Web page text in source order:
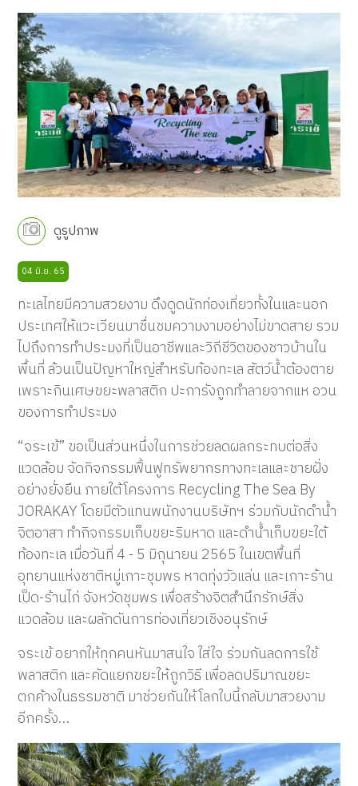
ดูรูปภาพ
04 มิ.ย. 65
ทะเลไทยมีความสวยงาม ดึงดูดนักท่องเที่ยวทั้งในและนอก
ประเทศให้แวะเวียนมาชื่นชมความงามอย่างไม่ขาดสาย รวม
ไปถึงการทำประมงที่เป็นอาชีพและวิถีชีวิตของชาวบ้านใน
พื้นที่ ล้วนเป็นปัญหาใหญ่สำหรับท้องทะเล สัตว์น้ำต้องตาย
เพราะกินเศษขยะพลาสติก ปะการังถูกทำลายจากแห อวน
ของการทำประมง
“จระเข้” ขอเป็นส่วนหนึ่งในการช่วยลดผลกระทบต่อสิ่ง
แวดล้อม จัดกิจกรรมฟื้นฟูทรัพยากรทางทะเลและชายฝั่ง
อย่างยั่งยืน ภายใต้โครงการ Recycling The Sea By
JORAKAY โดยมีตัวแทนพนักงานบริษัทฯ ร่วมกับนักดำน้ำ
จิตอาสา ทำกิจกรรมเก็บขยะริมหาด และดำน้ำเก็บขยะใต้
ท้องทะเล เมื่อวันที่ 4 - 5 มิถุนายน 2565 ในเขตพื้นที่
อุทยานแห่งชาติหมู่เกาะชุมพร หาดทุ่งวัวแล่น และเกาะร้าน
เป็ด-ร้านไก่ จังหวัดชุมพร เพื่อสร้างจิตสำนึกรักษ์สิ่ง
แวดล้อม และผลักดันการท่องเที่ยวเชิงอนุรักษ์
จระเข้ อยากให้ทุกคนหันมาสนใจ ใส่ใจ ร่วมกันลดการใช้
พลาสติก และคัดแยกขยะให้ถูกวิธี เพื่อลดปริมาณขยะ
ตกค้างในธรรมชาติ มาช่วยกันให้โลกใบนี้กลับมาสวยงาม
อีกครั้ง…